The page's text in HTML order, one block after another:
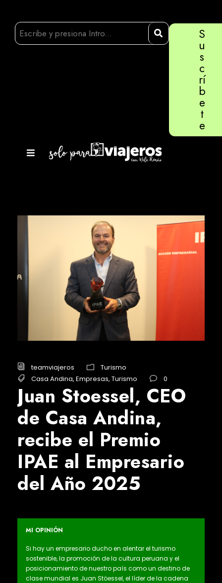
S
u
s
c
rí
b
e
t
e
teamviajeros
Turismo
Casa Andina, Empresas, Turismo 0
Juan Stoessel, CEO
de Casa Andina,
recibe el Premio
IPAE al Empresario
del Año 2025
MI OPINIÓN
Si hay un empresario ducho en alentar el turismo
sostenible, la promoción de la cultura peruana y el
posicionamiento de nuestro país como un destino de
clase mundial es Juan Stöessel, el líder de la cadena